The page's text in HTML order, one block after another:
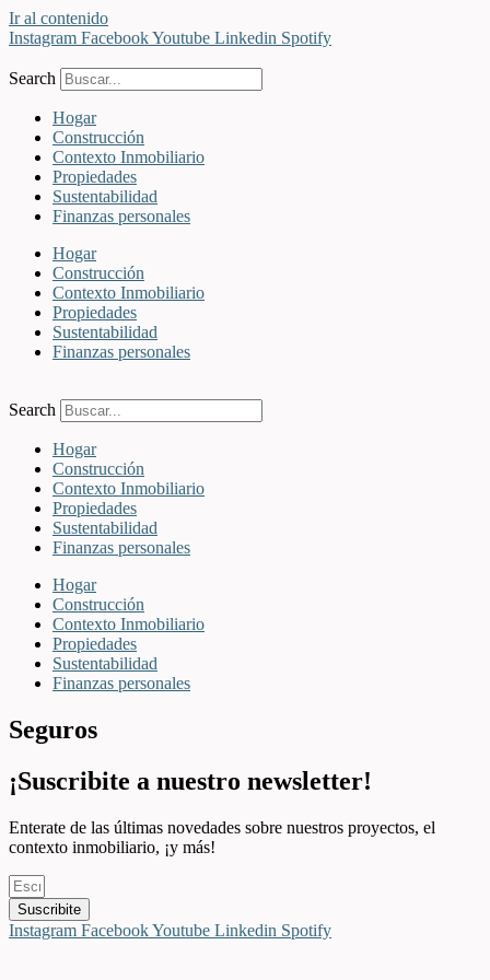
Ir al contenido
Instagram FacebookYoutube Linkedin Spotify
Search
Hogar
Construcción
Contexto Inmobiliario
Propiedades
Sustentabilidad
Finanzas personales
Hogar
Construcción
Contexto Inmobiliario
Propiedades
Sustentabilidad
Finanzas personales
Search
Hogar
Construcción
Contexto Inmobiliario
Propiedades
Sustentabilidad
Finanzas personales
Hogar
Construcción
Contexto Inmobiliario
Propiedades
Sustentabilidad
Finanzas personales
Seguros
¡Suscribite a nuestro newsletter!
Enterate de las últimas novedades sobre nuestros proyectos, el
contexto inmobiliario, ¡y más!
Suscribite
Instagram FacebookYoutube Linkedin Spotify